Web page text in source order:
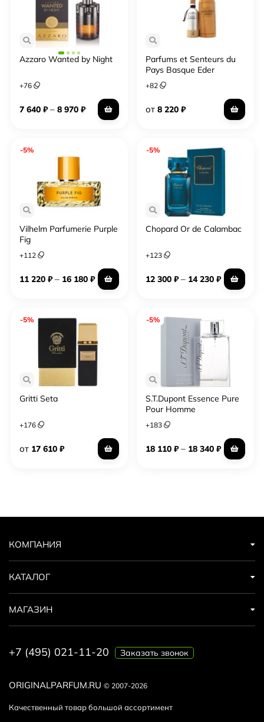
Azzaro Wanted by Night
+76
7 640 ₽– 8 970 ₽
Parfums et Senteurs du
Pays Basque Eder
+82
от 8 220 ₽
-5%
Vilhelm Parfumerie Purple
Fig
+112
11 220 ₽– 16 180 ₽
-5%
Chopard Or de Calambac
+123
12 300 ₽– 14 230 ₽
-5%
Gritti Seta
+176
от 17 610 ₽
-5%
S.T.Dupont Essence Pure
Pour Homme
+183
18 110 ₽– 18 340 ₽
ORIGINALPARFUM.RU © 2007-2026
Качественный товар большой ассортимент
КОМПАНИЯ
КАТАЛОГ
МАГАЗИН
+7 (495) 021-11-20 Заказать звонок